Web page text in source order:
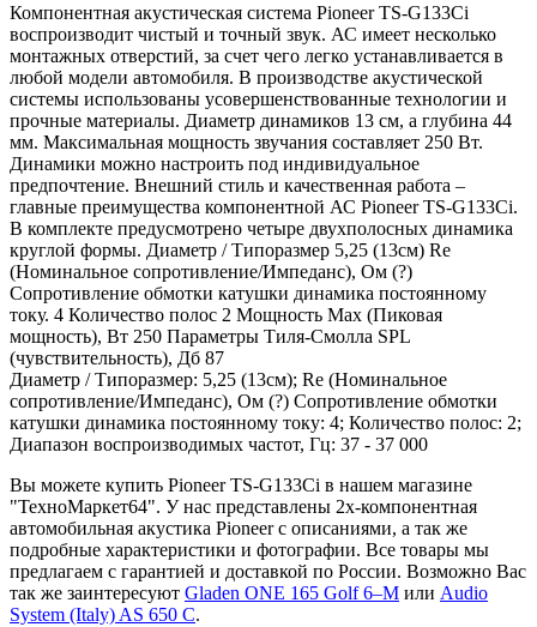
Компонентная акустическая система Pioneer TS-G133Ci
воспроизводит чистый и точный звук. АС имеет несколько
монтажных отверстий, за счет чего легко устанавливается в
любой модели автомобиля. В производстве акустической
системы использованы усовершенствованные технологии и
прочные материалы. Диаметр динамиков 13 см, а глубина 44
мм. Максимальная мощность звучания составляет 250 Вт.
Динамики можно настроить под индивидуальное
предпочтение. Внешний стиль и качественная работа –
главные преимущества компонентной АС Pioneer TS-G133Ci.
В комплекте предусмотрено четыре двухполосных динамика
круглой формы. Диаметр / Типоразмер 5,25 (13см) Re
(Номинальное сопротивление/Импеданс), Ом (?)
Сопротивление обмотки катушки динамика постоянному
току. 4 Количество полос 2 Мощность Max (Пиковая
мощность), Вт 250 Параметры Тиля-Смолла SPL
(чувствительность), Дб 87
Диаметр / Типоразмер: 5,25 (13см); Re (Номинальное
сопротивление/Импеданс), Ом (?) Сопротивление обмотки
катушки динамика постоянному току: 4; Количество полос: 2;
Диапазон воспроизводимых частот, Гц: 37 - 37 000
Вы можете купить Pioneer TS-G133Ci в нашем магазине
"ТехноМаркет64". У нас представлены 2х-компонентная
автомобильная акустика Pioneer с описаниями, а так же
подробные характеристики и фотографии. Все товары мы
предлагаем с гарантией и доставкой по России. Возможно Вас
так же заинтересуют Gladen ONE 165 Golf 6–M или Audio
System (Italy) AS 650 C.